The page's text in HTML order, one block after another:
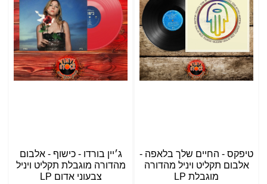
טיפקס - החיים שלך בלאפה -
אלבום תקליט ויניל מהדורה
מוגבלת LP
ג׳יין בורדו - כישוף - אלבום
מהדורה מוגבלת תקליט ויניל
צבעוני אדום LP